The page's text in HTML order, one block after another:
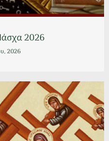
2026
2026